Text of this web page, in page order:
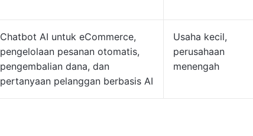
Chatbot AI untuk eCommerce,
pengelolaan pesanan otomatis,
pengembalian dana, dan
pertanyaan pelanggan berbasis AI
Usaha kecil,
perusahaan
menengah